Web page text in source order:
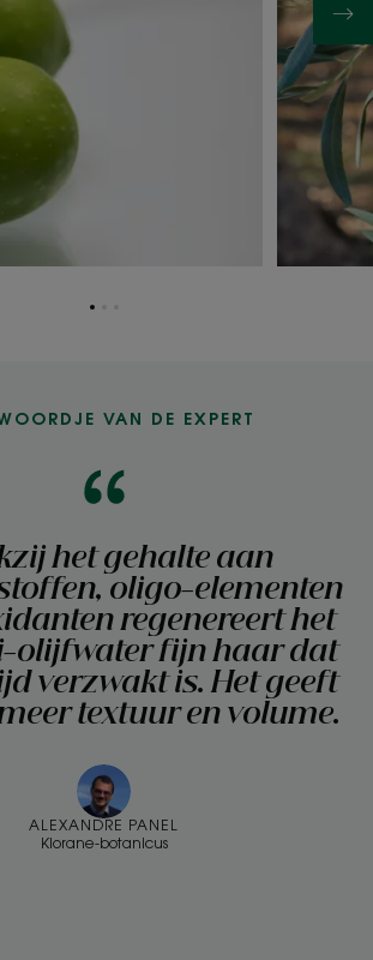
Ga
VAN DE EXPERT
het gehalte aan
oligo-elementen
regenereert het
olijfwater fijn haar dat
verzwakt is. Het geeft
textuur en volume.
ALEXANDRE PANEL
Klorane-botanicus